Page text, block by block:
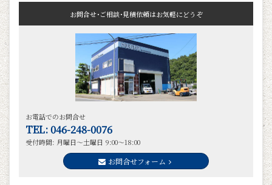
お問合せ･ご相談･見積依頼はお気軽にどうぞ
お電話でのお問合せ
TEL: 046-248-0076
受付時間: 月曜日～土曜日 9:00～18:00
お問合せフォーム